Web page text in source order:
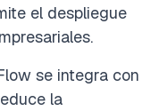
el despliegue
se integra con
la